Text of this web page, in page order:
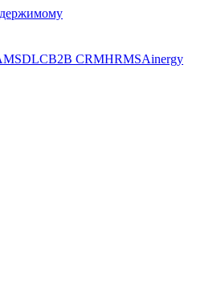
SDLCB2B CRMHRMSAinergy